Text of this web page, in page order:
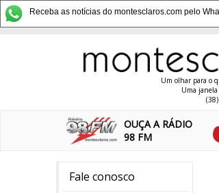
Receba as notícias do montesclaros.com pelo
Um olhar para o
Uma
OUÇA A RÁDIO
98 FM
Fale conosco